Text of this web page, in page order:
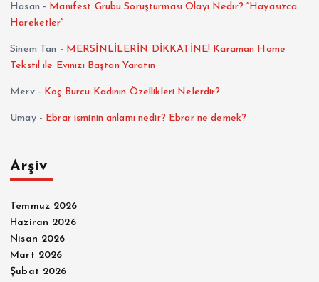
Hasan - Manifest Grubu Soruşturması Olayı Nedir? “Hayasızca
Hareketler”
Sinem Tan - MERSİNLİLERİN DİKKATİNE! Karaman Home
Tekstil ile Evinizi Baştan Yaratın
Merv- Koç Burcu Kadının Özellikleri Nelerdir?
Umay- Ebrar isminin anlamı nedir? Ebrar ne demek?
Arşiv
Temmuz 2026
Haziran 2026
Nisan 2026
Mart 2026
Şubat 2026